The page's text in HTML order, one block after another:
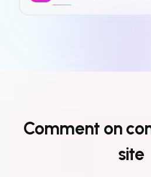
Comment on
site